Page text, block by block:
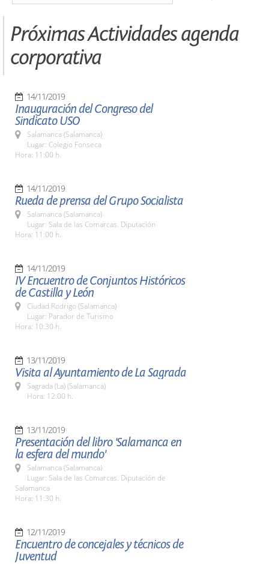
Próximas Actividades agenda
corporativa
14/11/2019
Inauguración del Congreso del
Sindicato USO
Salamanca (Salamanca)
Lugar: Colegio Fonseca
Hora: 11:00 h.
14/11/2019
Rueda de prensa del Grupo Socialista
Salamanca (Salamanca)
Lugar: Sala de las Comarcas. Diputación
Hora: 11:00 h.
14/11/2019
IV Encuentro de Conjuntos Históricos
de Castilla y León
Ciudad Rodrigo (Salamanca)
Lugar: Parador de Turismo
Hora: 10:30 h.
13/11/2019
Visita al Ayuntamiento de La Sagrada
Sagrada (La) (Salamanca)
Hora: 12:00 h.
13/11/2019
Presentación del libro 'Salamanca en
la esfera del mundo'
Salamanca (Salamanca)
Lugar: Sala de las Comarcas. Diputación de
Salamanca
Hora: 11:30 h.
12/11/2019
Encuentro de concejales y técnicos de
Juventud